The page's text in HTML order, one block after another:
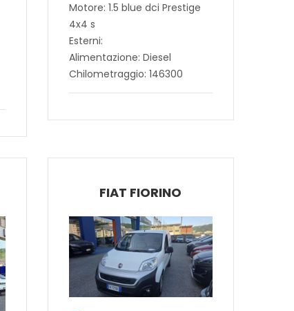
Motore: 1.5 blue dci Prestige
4x4 s
Esterni:
Alimentazione: Diesel
Chilometraggio: 146300
FIAT FIORINO